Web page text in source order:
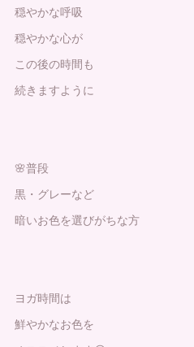
穏やかな呼吸
穏やかな心が
この後の時間も
続きますように
🌸普段
黒・グレーなど
暗いお色を選びがちな方
ヨガ時間は
鮮やかなお色を